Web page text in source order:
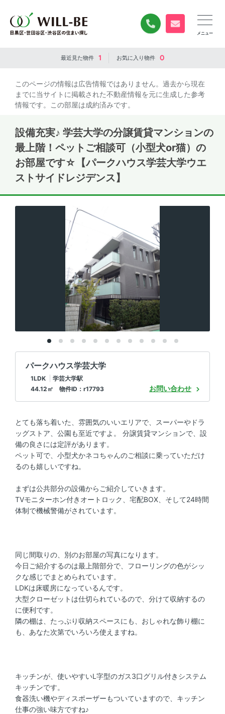
0120-840-834
無料お問い合
最近見た物件 1 お気に入り物件 0
このページの情報は広告情報ではありません。過去から現在
までに当サイトに掲載された不動産情報を元に生成した参考
情報です。この部屋は成約済みです。
設備充実♪ 学芸大学の分譲賃貸マンションの
最上階！ペットご相談可（小型犬or猫）の
お部屋です☆【パークハウス学芸大学ウエ
ストサイドレジデンス】
パークハウス学芸大学
1LDK
学芸大学駅
44.12㎡ 物件ID：r17793
お問い合わせ
とても落ち着いた、雰囲気のいいエリアで、スーパーやドラ
ッグストア、公園も至近ですよ。 分譲賃貸マンションで、設
備の良さには定評があります。
ペット可で、小型犬かネコちゃんのご相談に乗っていただけ
るのも嬉しいですね。
まずは公共部分の設備からご紹介していきます。
TVモニターホン付きオートロック、宅配BOX、そして24時間
体制で機械警備がされています。
同じ間取りの、別のお部屋の写真になります。
今日ご紹介するのは最上階部分で、フローリングの色がシッ
クな感じでまとめられています。
LDKは床暖房になっているんです。
大型クローゼットは仕切られているので、分けて収納するの
に便利です。
隣の棚は、たっぷり収納スペースにも、おしゃれな飾り棚に
も、あなた次第でいろいろ使えますね。
キッチンが、使いやすいL字型のガス3口グリル付きシステム
キッチンです。
食器洗い機やディスポーザーもついていますので、キッチン
仕事の強い味方ですね♪